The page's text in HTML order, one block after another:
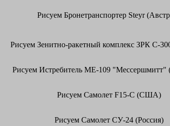
Рисуем Бронетранспортер Steyr
Рисуем Зенитно-ракетный комплекс ЗРК С-
Рисуем Истребитель МЕ-109 "Мессершмитт"
Рисуем Самолет F15-C (США)
Рисуем Самолет СУ-24 (Россия)